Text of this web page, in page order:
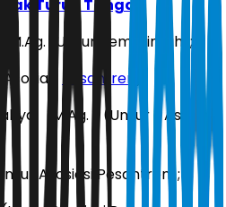
Turun Tangan
M.Ag. (Unsur Pemerintah);
Pesantren
M.Ag. (Unsur Asosiasi
Asosiasi Pesantren);